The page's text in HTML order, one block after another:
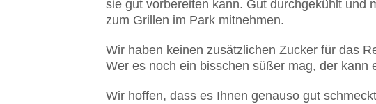
sie gut vorbereiten kann. Gut durchgekühlt und
zum Grillen im Park mitnehmen.
Wir haben keinen zusätzlichen Zucker für das
Wer es noch ein bisschen süßer mag, der kann
Wir hoffen, dass es Ihnen genauso gut